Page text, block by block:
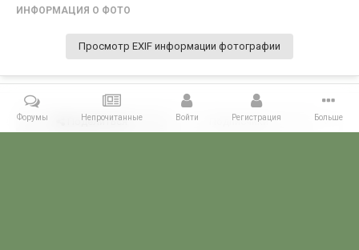
ИНФОРМАЦИЯ О ФОТО
Просмотр EXIF информации фотографии
Поделиться Подписчики 0
Форумы Непрочитанные Войти Регистрация Больше